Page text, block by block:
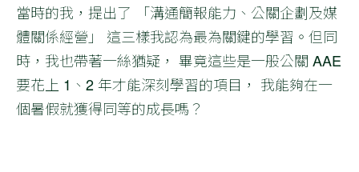
當時的我，提出了 「溝通簡報能力、公關企劃及媒
體關係經營」 這三樣我認為最為關鍵的學習。但同
時，我也帶著一絲猶疑， 畢竟這些是一般公關 AAE
要花上 1、2 年才能深刻學習的項目， 我能夠在一
個暑假就獲得同等的成長嗎？